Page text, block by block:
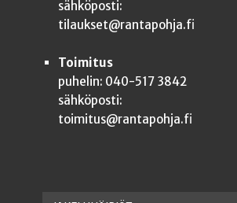
sähköposti:
tilaukset@rantapohja.fi
Toimitus
puhelin: 040-517 3842
sähköposti:
toimitus@rantapohja.fi